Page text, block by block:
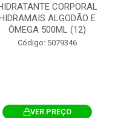
CORPORAL
HIDRAMAIS ALGODÃO E
ÔMEGA 500ML (12)
Código: 5079346
VER PREÇO